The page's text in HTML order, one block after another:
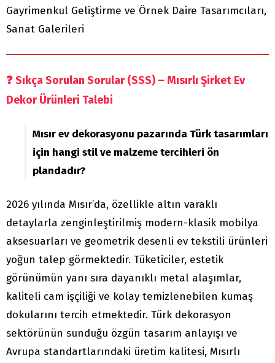
Gayrimenkul Geliştirme ve Örnek Daire Tasarımcıları,
Sanat Galerileri
❓Sıkça Sorulan Sorular (SSS) – Mısırlı Şirket Ev
Dekor Ürünleri Talebi
Mısır ev dekorasyonu pazarında Türk tasarımları
için hangi stil ve malzeme tercihleri ön
plandadır?
2026 yılında Mısır’da, özellikle altın varaklı
detaylarla zenginleştirilmiş modern-klasik mobilya
aksesuarları ve geometrik desenli ev tekstili ürünleri
yoğun talep görmektedir. Tüketiciler, estetik
görünümün yanı sıra dayanıklı metal alaşımlar,
kaliteli cam işçiliği ve kolay temizlenebilen kumaş
dokularını tercih etmektedir. Türk dekorasyon
sektörünün sunduğu özgün tasarım anlayışı ve
Avrupa standartlarındaki üretim kalitesi, Mısırlı